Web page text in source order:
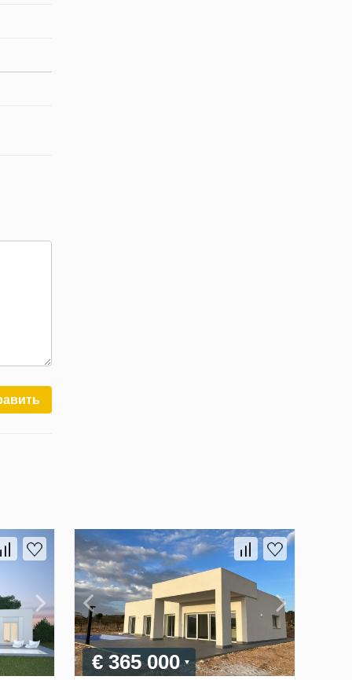
€ 365 000